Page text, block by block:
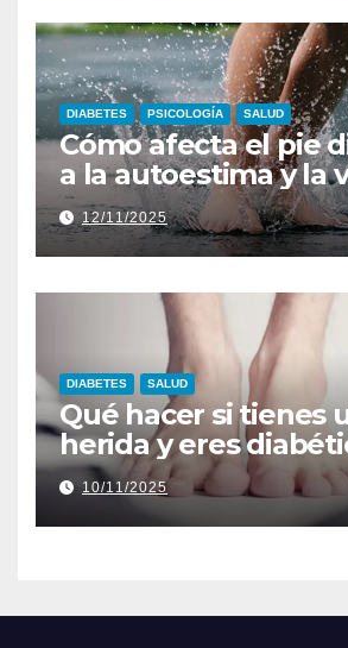
DIABETES PSICOLOGÍA SALUD
Cómo afecta el pie
a la autoestima y la
diaria
12/11/2025
DIABETES SALUD
Qué hacer si tienes
herida y eres
10/11/2025